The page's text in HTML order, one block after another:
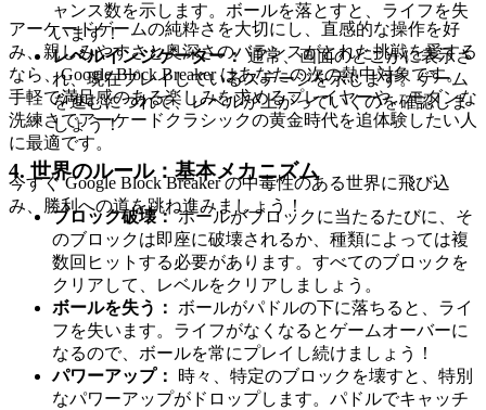
アーケードゲームの純粋さを大切にし、直感的な操作を好
み、親しみやすさと奥深さのバランスがとれた挑戦を愛する
なら、Google Block Breaker はあなたの次の熱中対象です。
手軽で満足感のある楽しみを求めるプレイヤーや、モダンな
洗練さでアーケードクラシックの黄金時代を追体験したい人
に最適です。
今すぐ Google Block Breaker の中毒性のある世界に飛び込
み、勝利への道を跳ね進みましょう！
ャンス数を示します。ボールを落とすと、ライフを失
います！
レベルインジケーター： 通常、画面のどこかに表示さ
れ、現在プレイしているステージを示します。ゲーム
を進むにつれて、レベルが上がっていくのを確認しま
しょう！
4. 世界のルール：基本メカニズム
ブロック破壊：ボールがブロックに当たるたびに、そ
のブロックは即座に破壊されるか、種類によっては複
数回ヒットする必要があります。すべてのブロックを
クリアして、レベルをクリアしましょう。
ボールを失う：
ボールがパドルの下に落ちると、ライ
フを失います。ライフがなくなるとゲームオーバーに
なるので、ボールを常にプレイし続けましょう！
パワーアップ：
時々、特定のブロックを壊すと、特別
なパワーアップがドロップします。パドルでキャッチ